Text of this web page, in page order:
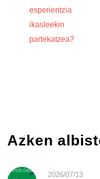
esperientzia
ikasleekin
partekatzea?
Azken
2026/07/13